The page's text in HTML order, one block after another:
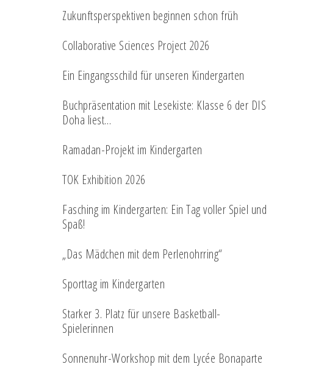
Zukunftsperspektiven beginnen schon früh
Collaborative Sciences Project 2026
Ein Eingangsschild für unseren Kindergarten
Buchpräsentation mit Lesekiste: Klasse 6 der DIS
Doha liest…
Ramadan-Projekt im Kindergarten
TOK Exhibition 2026
Fasching im Kindergarten: Ein Tag voller Spiel und
Spaß!
„Das Mädchen mit dem Perlenohrring“
Sporttag im Kindergarten
Starker 3. Platz für unsere Basketball-
Spielerinnen
Sonnenuhr-Workshop mit dem Lycée Bonaparte